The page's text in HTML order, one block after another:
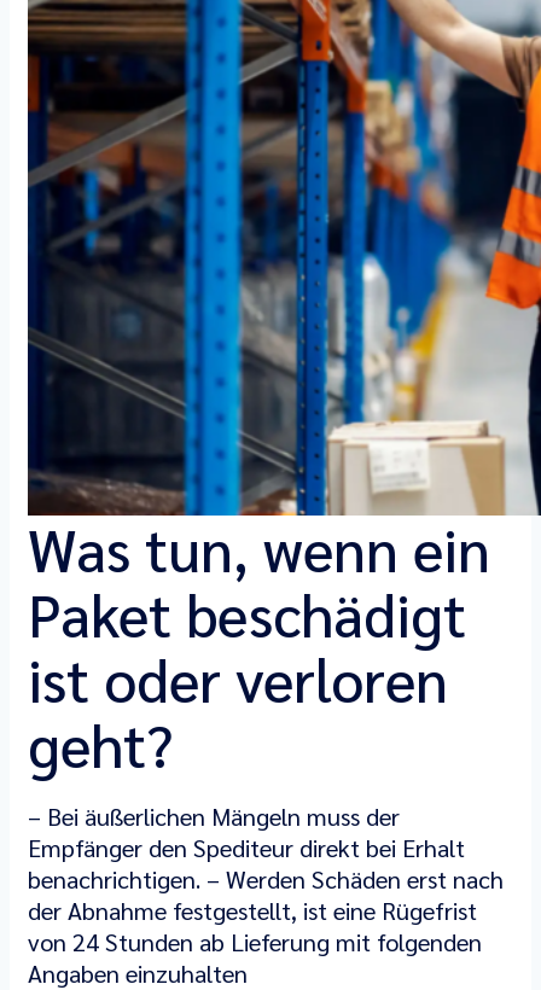
Was tun, wenn ein
Paket beschädigt
ist oder verloren
geht?
– Bei äußerlichen Mängeln muss der
Empfänger den Spediteur direkt bei Erhalt
benachrichtigen. – Werden Schäden erst nach
der Abnahme festgestellt, ist eine Rügefrist
von 24 Stunden ab Lieferung mit folgenden
Angaben einzuhalten